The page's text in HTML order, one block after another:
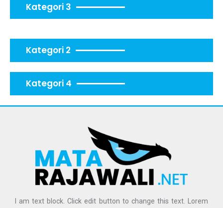
Kategori 3
Kategori 2
Kategori 4
I am text block. Click edit button to change this text. Lorem